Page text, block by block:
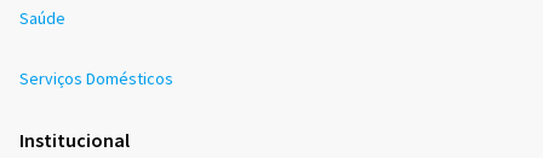
Saúde
Serviços Domésticos
Institucional